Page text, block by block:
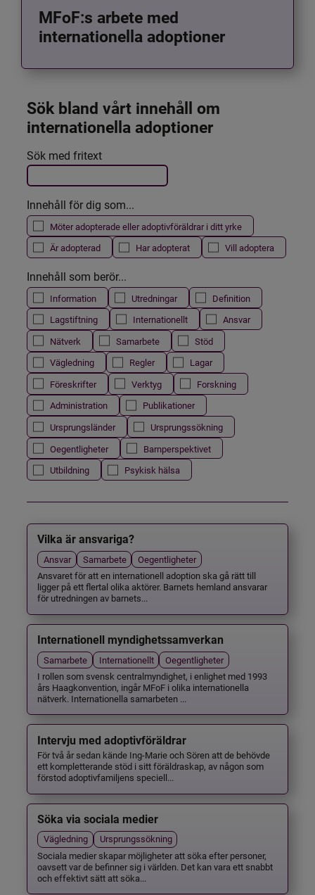
MFoF:s arbete med
internationella adoptioner
Sök bland vårt innehåll om
internationella adoptioner
Filtrera resultatet
Det här formuläret postas automatiskt
Sök med fritext
Innehåll för dig som...
Möter adopterade eller adoptivföräldrar i ditt yrke
Är adopterad
Har adopterat Vill adoptera
Innehåll som berör...
Information Utredningar
Definition
Lagstiftning
Internationellt
Ansvar
Nätverk
Samarbete
Stöd
Vägledning
Regler
Lagar
Föreskrifter
Verktyg
Forskning
Administration
Publikationer
Ursprungsländer
Ursprungssökning
Oegentligheter
Barnperspektivet
Utbildning
Psykisk hälsa
Vilka är ansvariga?
Ansvar Samarbete
Oegentligheter
Ansvaret för att en internationell adoption ska gå rätt till
ligger på ett flertal olika aktörer. Barnets hemland ansvarar
för utredningen av barnets...
Internationell myndighetssamverkan
Samarbete Internationellt
Oegentligheter
I rollen som svensk centralmyndighet, i enlighet med 1993
års Haagkonvention, ingår MFoF i olika internationella
nätverk. Internationella samarbeten ...
Intervju med adoptivföräldrar
För två år sedan kände Ing-Marie och Sören att de behövde
ett kompletterande stöd i sitt föräldraskap, av någon som
förstod adoptivfamiljens speciell...
Söka via sociala medier
Vägledning
Ursprungssökning
Sociala medier skapar möjligheter att söka efter personer,
oavsett var de befinner sig i världen. Det kan vara ett snabbt
och effektivt sätt att söka...